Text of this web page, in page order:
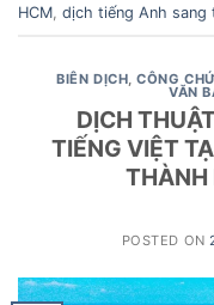
HCM, dịch tiếng Anh sang
BIÊN DỊCH ,CÔNG
VĂN
DỊCH
TIẾNG VIỆT
THÀNH
POSTED ON